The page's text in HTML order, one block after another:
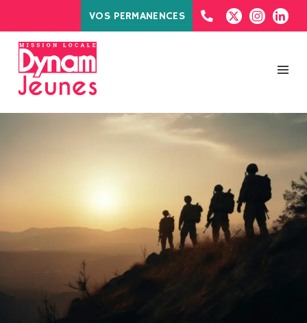
VOS PERMANENCES